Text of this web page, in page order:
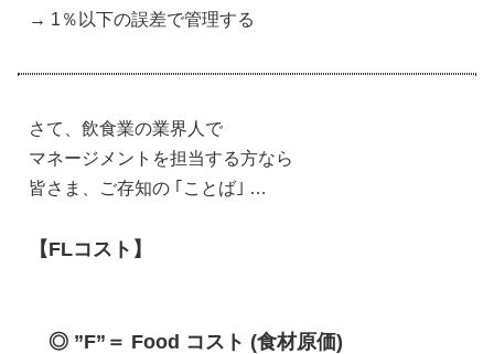
→ 1％以下の誤差で管理する
さて、飲食業の業界人で
マネージメントを担当する方なら
皆さま、ご存知の ｢ことば｣ …
【FLコスト】
◎ ”F”＝ Food コスト (食材原価)